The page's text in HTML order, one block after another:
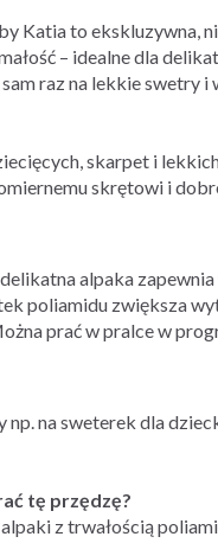
Katia to ekskluzywna,
– idealne dla
raz na lekkie swetry i
skarpet i
skrętowi i
alpaka
poliamidu zwiększa
prać w pralce w
np. na sweterek dla
tę przędzę?
z trwałością